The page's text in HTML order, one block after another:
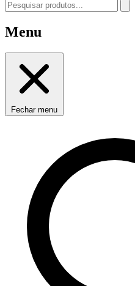
Menu
Fechar menu